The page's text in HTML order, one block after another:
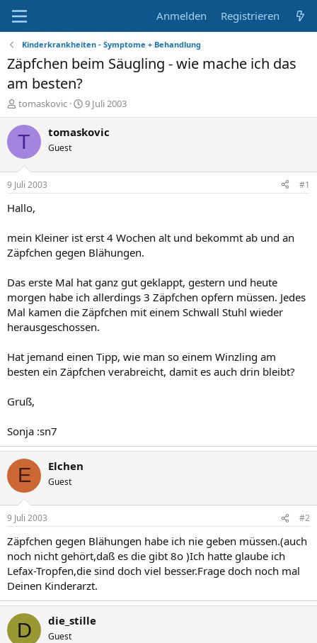
Anmelden Registrieren
Kinderkrankheiten - Symptome + Behandlung
Zäpfchen beim Säugling - wie mache ich das
am besten?
E
r
s
e
r
tomaskovic
E
r
s
t
9 Juli 2003
T tomaskovic
Guest
9 Juli 2003 #1
Hallo,
mein Kleiner ist erst 4 Wochen alt und bekommt ab und an
Zäpfchen gegen Blähungen.
Das erste Mal hat ganz gut geklappt, gestern und heute
morgen habe ich allerdings 3 Zäpfchen opfern müssen. Jedes
Mal kamen die Zäpfchen mit einem Schwall Stuhl wieder
herausgeschossen.
Hat jemand einen Tipp, wie man so einem Winzling am
besten ein Zäpfchen verabreicht, damit es auch drin bleibt?
Gruß,
Sonja :sn7
E Elchen
Guest
9 Juli 2003 #2
Zäpfchen gegen Blähungen habe ich nie geben müssen.(auch
noch nicht gehört,daß es die gibt 8o )Ich hatte glaube ich
Lefax-Tropfen,die sind doch viel besser.Frage doch noch mal
Deinen Kinderarzt.
D die_stille
Guest